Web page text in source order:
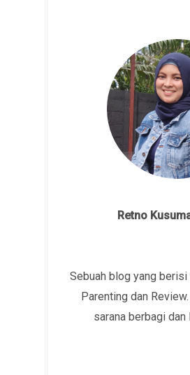
Retno
Sebuah blog yang berisi
Parenting dan
sarana berbagi